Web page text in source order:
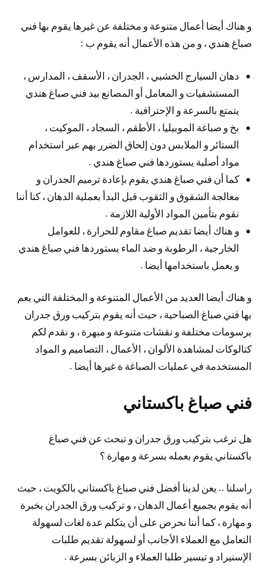
و هناك أيضا أعمال متنوعة و مختلفة عن غيرها يقوم بها فني
صباغ هندي ، و من هذه الأعمال أنه يقوم ب :
دهان السيارج الخشبي ، الجدران ، الأسقف ، المدارس ،
المستشفيات و المعامل أو المصانع بيد فني صباغ هندي
يتمتع بالسرعة و الإحترافية .
بخ و صباغة الموبيليا ، الأطقم ، السجاد ، الموكيت ،
الستائر و الملابس دون إلحاق الضرر بهم عبر استخدام
مواد أصلية يستوردها فني صباغ هندي .
كما أن فني صباغ هندي يقوم بإعادة ترميم الجدران و
معالجة الشقوق و الثقوب قبل البدأ بعملية الدهان ، كنا أننا
نقوم بتأمين المواد الأولية اللازمة .
و هناك أيضا تقديم صباغ مقاوم للحرارة ، للعوامل
الخارجية ، الرطوبة و ضد الماء يستوردها فني صباغ هندي
و يعمل باستخدامها أيضا .
و هناك أيضا العديد من الأعمال المتنوعة و المختلفة التي يعم
بها فني صباغ الصباحية ، حيث أنه يقوم بتركيب ورق جدران
برسومات مختلفة و نقشات متنوعة و مبهرة ، و نقدم لكم
كتالوكات لمشاهدة الألوان ، الأعمال ، التصاميم و المواد
المستخدمة في عمليات الصباغة ة غيرها أيضا .
فني صباغ باكستاني
هل ترغب بتركيب ورق جدران و تبحث عن فني صباغ
باكستاني يقوم بعمله بسرعة و مهارة ؟
راسلنا .. يعن لدينا أفضل فني صباغ باكستاني بالكويت ، حيث
أنه يقوم بجميع أعمال الدهان ، و تركيب ورق الجدران بخبرة
و مهارة ، كما أننا نحرص على أن يتكلم عدة لغات لسهولة
التعامل مع العملاء الأجانب أو لسهولة تقديم طلبات
الإسنيراد و تيسير طلبا العملاء و الزبائن بسرعة .